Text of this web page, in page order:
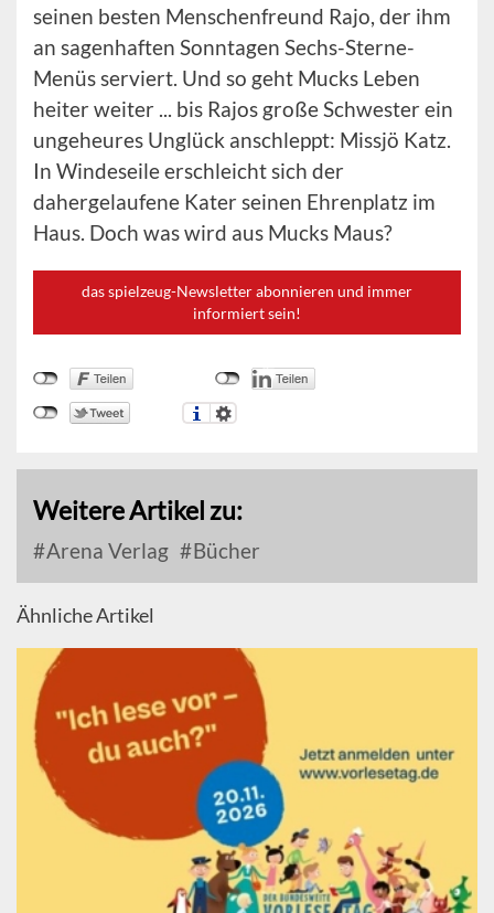
seinen besten Menschenfreund Rajo, der ihm
an sagenhaften Sonntagen Sechs-Sterne-
Menüs serviert. Und so geht Mucks Leben
heiter weiter ... bis Rajos große Schwester ein
ungeheures Unglück anschleppt: Missjö Katz.
In Windeseile erschleicht sich der
dahergelaufene Kater seinen Ehrenplatz im
Haus. Doch was wird aus Mucks Maus?
das spielzeug-Newsletter abonnieren und immer
informiert sein!
Weitere Artikel zu:
Arena Verlag Bücher
Ähnliche Artikel